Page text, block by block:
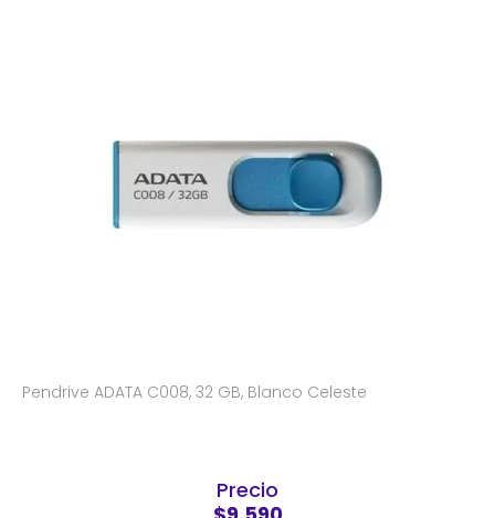
Pendrive ADATA C008, 32 GB, Blanco Celeste
Precio